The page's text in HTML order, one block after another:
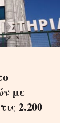
με
2.200